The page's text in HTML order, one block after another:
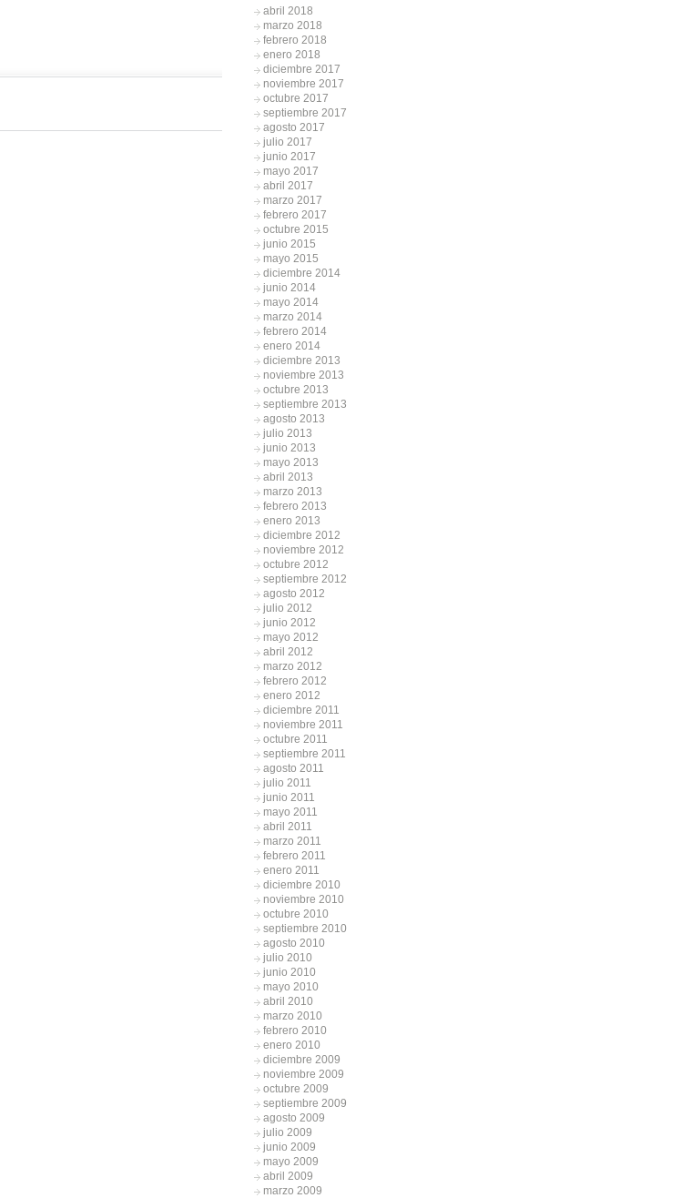
abril 2018
marzo 2018
febrero 2018
enero 2018
diciembre 2017
noviembre 2017
octubre 2017
septiembre 2017
agosto 2017
julio 2017
junio 2017
mayo 2017
abril 2017
marzo 2017
febrero 2017
octubre 2015
junio 2015
mayo 2015
diciembre 2014
junio 2014
mayo 2014
marzo 2014
febrero 2014
enero 2014
diciembre 2013
noviembre 2013
octubre 2013
septiembre 2013
agosto 2013
julio 2013
junio 2013
mayo 2013
abril 2013
marzo 2013
febrero 2013
enero 2013
diciembre 2012
noviembre 2012
octubre 2012
septiembre 2012
agosto 2012
julio 2012
junio 2012
mayo 2012
abril 2012
marzo 2012
febrero 2012
enero 2012
diciembre 2011
noviembre 2011
octubre 2011
septiembre 2011
agosto 2011
julio 2011
junio 2011
mayo 2011
abril 2011
marzo 2011
febrero 2011
enero 2011
diciembre 2010
noviembre 2010
octubre 2010
septiembre 2010
agosto 2010
julio 2010
junio 2010
mayo 2010
abril 2010
marzo 2010
febrero 2010
enero 2010
diciembre 2009
noviembre 2009
octubre 2009
septiembre 2009
agosto 2009
julio 2009
junio 2009
mayo 2009
abril 2009
marzo 2009